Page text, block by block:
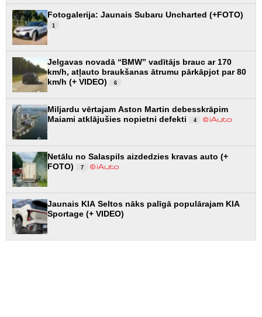
Fotogalerija: Jaunais Subaru Uncharted (+FOTO)
1
Jelgavas novadā “BMW” vadītājs brauc ar 170
km/h, atļauto braukšanas ātrumu pārkāpjot par 80
km/h (+ VIDEO)
6
Miljardu vērtajam Aston Martin debesskrāpim
Maiami atklājušies nopietni defekti
4
Netālu no Salaspils aizdedzies kravas auto (+
FOTO)
7
Jaunais KIA Seltos nāks palīgā populārajam KIA
Sportage (+ VIDEO)